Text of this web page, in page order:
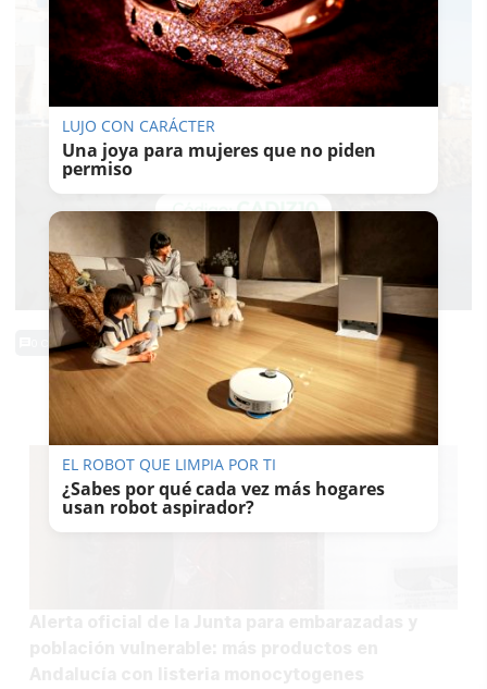
0 Comentarios
TE PUEDE INTERESAR
LUJO CON CARÁCTER
Una joya para mujeres que no piden
permiso
EL ROBOT QUE LIMPIA POR TI
¿Sabes por qué cada vez más hogares
usan robot aspirador?